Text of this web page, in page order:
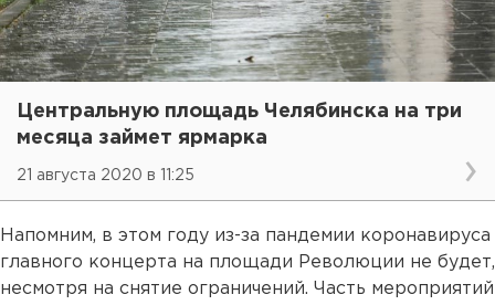
Центральную площадь Челябинска на три
месяца займет ярмарка
21 августа 2020 в 11:25
Напомним, в этом году из-за пандемии коронавируса
главного концерта на площади Революции не будет,
несмотря на снятие ограничений. Часть мероприятий